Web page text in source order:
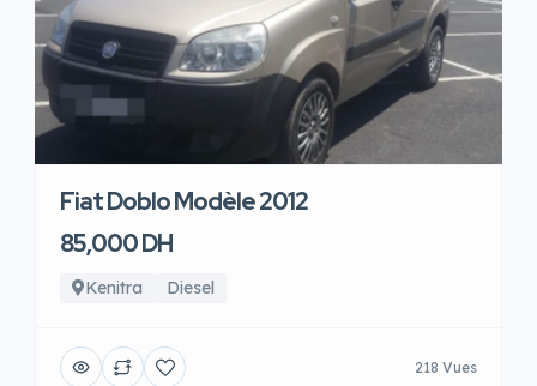
Fiat Doblo Modèle 2012
85,000 DH
Kenitra Diesel
218 Vues